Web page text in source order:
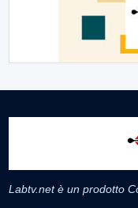
Labtv.net è un prodotto